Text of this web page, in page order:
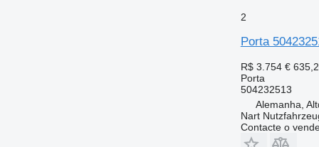
2
Porta
R$ 3.754 €
Porta
504232513
Alemanha,
Nart
Contacte o